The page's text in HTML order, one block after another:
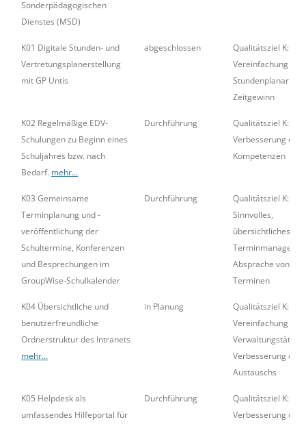
Sonderpädagogischen
Dienstes (MSD)
K01 Digitale Stunden- und
Vertretungsplanerstellung
mit GP Untis
abgeschlossen
Qualitätsziel K:
Vereinfachung der
Stundenplanarbeit
Zeitgewinn
K02 Regelmäßige EDV-
Schulungen zu Beginn eines
Schuljahres bzw. nach
Bedarf. mehr...
Durchführung
Qualitätsziel K:
Verbesserung der
Kompetenzen
K03 Gemeinsame
Terminplanung und -
veröffentlichung der
Schultermine, Konferenzen
und Besprechungen im
GroupWise-Schulkalender
Durchführung
Qualitätsziel K:
Sinnvolles,
übersichtliches
Absprache von
Terminen
K04 Übersichtliche und
benutzerfreundliche
Ordnerstruktur des Intranets
mehr...
in Planung
Qualitätsziel K:
Vereinfachung der
Verbesserung des
Austauschs
K05 Helpdesk als
umfassendes Hilfeportal für
Durchführung
Qualitätsziel K:
Verbesserung des